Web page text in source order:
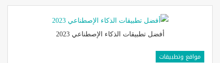
أفضل تطبيقات الذكاء الإصطناعي 2023
مواقع وتطبيقات